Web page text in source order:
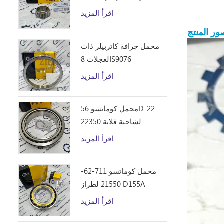
المنتج
D10R
اقرأ المزيد
محمل جرافة كاتربيلر ذات
العجلات 8S9076
اقرأ المزيد
محمل كوماتسو 56D-22-
22350 لشاحنة قلابة
HM250
اقرأ المزيد
محمل كوماتسو 711-62-
21550 لطراز D155A
اقرأ المزيد